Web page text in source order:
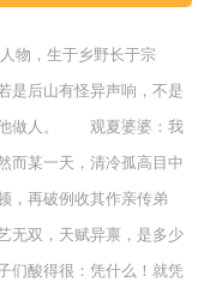
物，生于乡野长于宗
是后山有怪异声响，不是
他做人。 观夏婆婆：我
一天，清冷孤高目中
，再破例收其作亲传弟
无双，天赋异禀，是多少
酸得很：凭什么！就凭